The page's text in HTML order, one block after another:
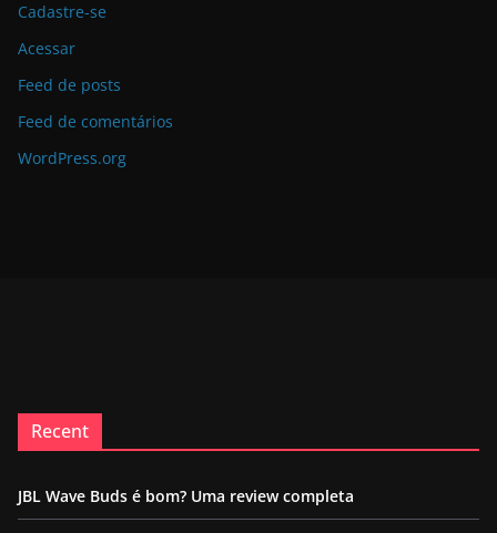
Cadastre-se
Acessar
Feed de posts
Feed de comentários
WordPress.org
Recent
JBL Wave Buds é bom? Uma review completa